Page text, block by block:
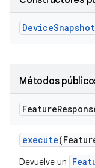
DeviceSnapshot
Métodos
Feature
execute
Devuelve un